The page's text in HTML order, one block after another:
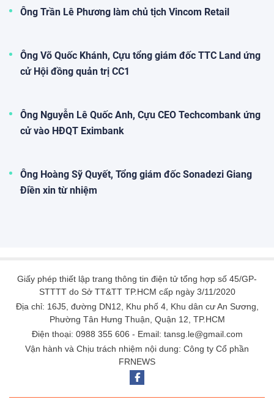
THACO của tỷ phú Trần Bá Dương lãi tăng vọt, nợ
vay ngân hàng tăng mạnh vượt mức 100.000 tỷ
Công ty Cổ phần Tập đoàn Trường Hải (THACO) vừa
công bố thông tin về tình hình tài chính năm 2025. Theo đó,
Trương Sỹ Bá vì chậm công bố thông tin bị xử phạt thuế
Quỹ ngoại Platinum Victory muốn nâng sở hữu lên gần
45% vốn REE
Điện Máy Xanh của chủ tịch Nguyễn Đức Tài chính thức